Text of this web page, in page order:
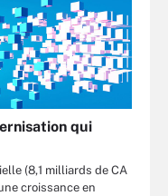
qui
(8,1 milliards de CA
croissance en